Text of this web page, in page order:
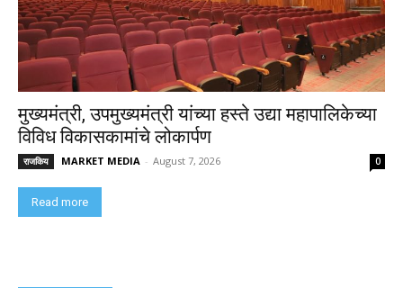
मुख्यमंत्री, उपमुख्यमंत्री यांच्या हस्ते उद्या महापालिकेच्या
विविध विकासकामांचे लोकार्पण
राजकिय MARKET MEDIA - August 7, 2026 0
Read more